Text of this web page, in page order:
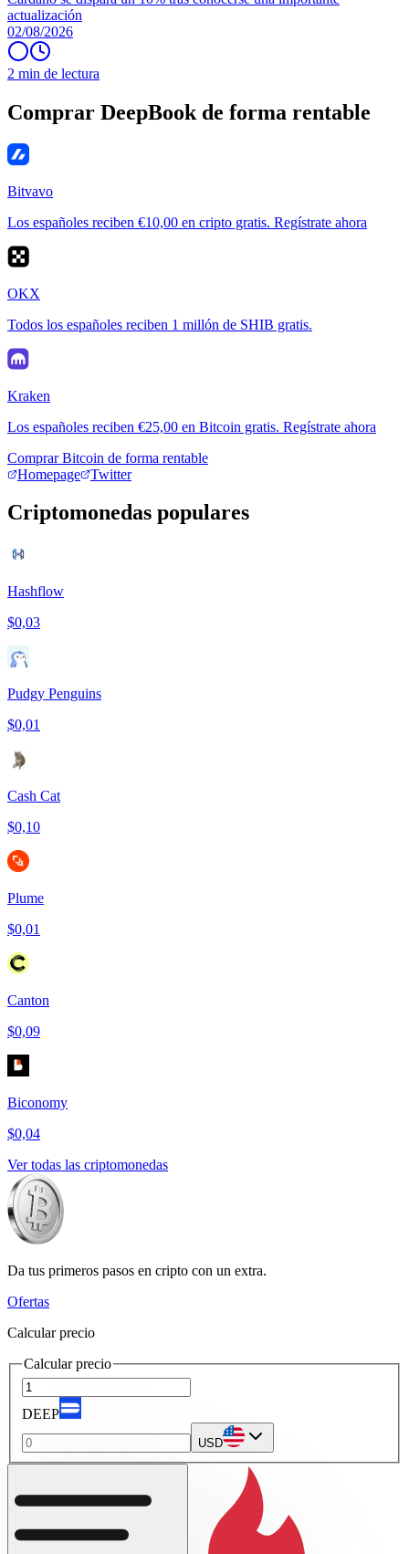
actualización
02/08/2026
2 min de lectura
Comprar DeepBook de forma rentable
Bitvavo
Los españoles reciben €10,00 en cripto gratis. Regístrate ahora
OKX
Todos los españoles reciben 1 millón de SHIB gratis.
Kraken
Los españoles reciben €25,00 en Bitcoin gratis. Regístrate ahora
Comprar Bitcoin de forma rentable
Homepage
Twitter
Criptomonedas populares
Hashflow
$0,03
Pudgy Penguins
$0,01
Cash Cat
$0,10
Plume
$0,01
Canton
$0,09
Biconomy
$0,04
Ver todas las criptomonedas
Da tus primeros pasos en cripto con un extra.
Ofertas
Calcular precio
Calcular precio
DEEP
USD